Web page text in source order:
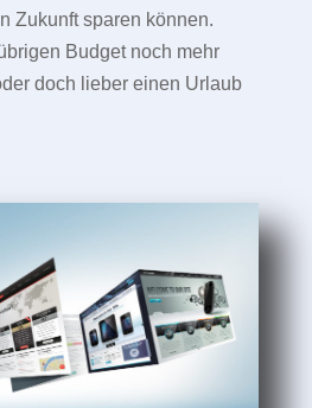
Zukunft sparen können.
Budget noch mehr
doch lieber einen Urlaub